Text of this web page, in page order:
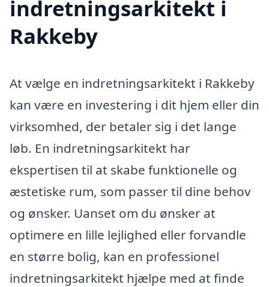
indretningsarkitekt i
Rakkeby
At vælge en indretningsarkitekt i Rakkeby
kan være en investering i dit hjem eller din
virksomhed, der betaler sig i det lange
løb. En indretningsarkitekt har
ekspertisen til at skabe funktionelle og
æstetiske rum, som passer til dine behov
og ønsker. Uanset om du ønsker at
optimere en lille lejlighed eller forvandle
en større bolig, kan en professionel
indretningsarkitekt hjælpe med at finde